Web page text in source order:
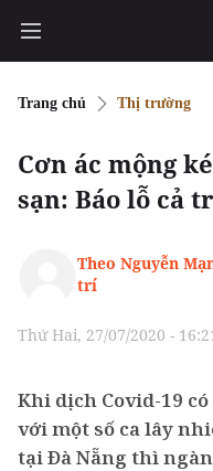
Trang chủ Thị trường
Cơn ác mộng
sạn: Báo lỗ cả
Theo Nguyễn
trí
Thứ Hai, 27/07/2020 -
Khi dịch Covid-19
với một số ca lây
tại Đà Nẵng thì